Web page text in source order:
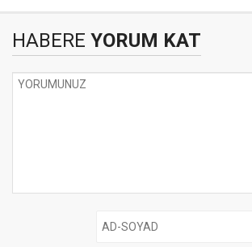
HABERE YORUM KAT